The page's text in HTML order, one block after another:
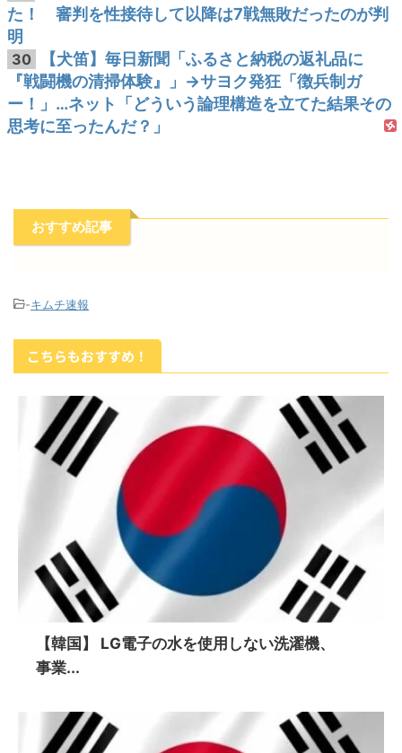
た！ 審判を性接待して以降は7戦無敗だったのが判
明
30
【犬笛】毎日新聞「ふるさと納税の返礼品に
『戦闘機の清掃体験』」→サヨク発狂「徴兵制ガ
ー！」…ネット「どういう論理構造を立てた結果その
思考に至ったんだ？」
おすすめ記事
-キムチ速報
こちらもおすすめ！
【韓国】 LG電子の水を使用しない洗濯機、
事業...